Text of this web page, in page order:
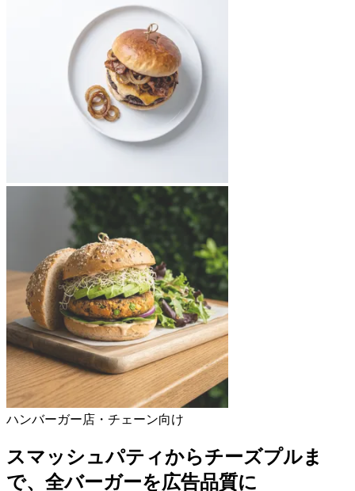
ハンバーガー店・チェーン向け
スマッシュパティからチーズプルま
で、全バーガーを広告品質に